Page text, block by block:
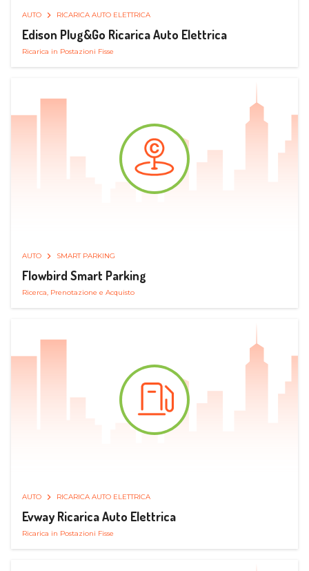
AUTO RICARICA AUTO ELETTRICA
Edison Plug&Go Ricarica Auto Elettrica
Ricarica in Postazioni Fisse
AUTO SMART PARKING
Flowbird Smart Parking
Ricerca, Prenotazione e Acquisto
AUTO RICARICA AUTO ELETTRICA
Evway Ricarica Auto Elettrica
Ricarica in Postazioni Fisse